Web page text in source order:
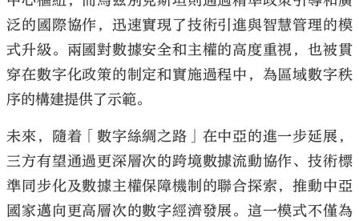
泛的國際協作，迅速實現了技術引進與智慧管理的模
式升級。兩國對數據安全和主權的高度重視，也被貫
穿在數字化政策的制定和實施過程中，為區域數字秩
序的構建提供了示範。
未來，隨着「數字絲綢之路」在中亞的進一步延展，
三方有望通過更深層次的跨境數據流動協作、技術標
準同步化及數據主權保障機制的聯合探索，推動中亞
國家邁向更高層次的數字經濟發展。這一模式不僅為